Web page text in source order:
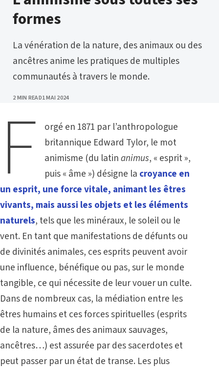
formes
La vénération de la nature, des animaux ou des
ancêtres anime les pratiques de multiples
communautés à travers le monde.
2 MIN READPUBLISHED
1 MAI 2024
F
orgé en 1871 par l’anthropologue
britannique Edward Tylor, le mot
animisme (du latinanimus, « esprit »,
puis « âme ») désigne la croyance en
un esprit, une force vitale, animant les êtres
vivants, mais aussi les objets et les éléments
naturels, tels que les minéraux, le soleil ou le
vent. En tant que manifestations de défunts ou
de divinités animales, ces esprits peuvent avoir
une influence, bénéfique ou pas, sur le monde
tangible, ce qui nécessite de leur vouer un culte.
Dans de nombreux cas, la médiation entre les
êtres humains et ces forces spirituelles (esprits
de la nature, âmes des animaux sauvages,
ancêtres…) est assurée par des sacerdotes et
peut passer par un état de transe. Les plus